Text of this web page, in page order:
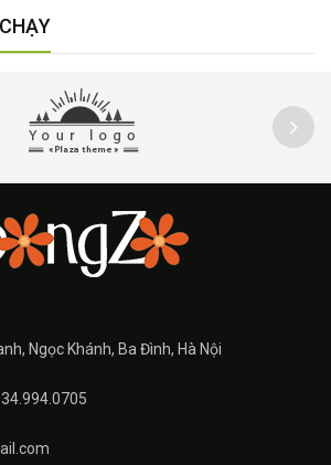
Ngọc Khánh, Ba Đình, Hà Nội